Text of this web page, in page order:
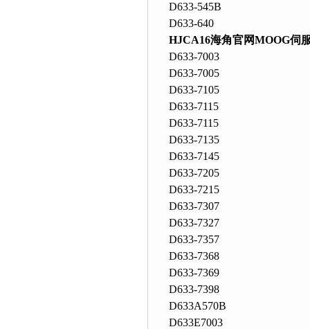
D633-545B
D633-640
HJCA16海角官网MOOG伺
D633-7003
D633-7005
D633-7105
D633-7115
D633-7115
D633-7135
D633-7145
D633-7205
D633-7215
D633-7307
D633-7327
D633-7357
D633-7368
D633-7369
D633-7398
D633A570B
D633E7003